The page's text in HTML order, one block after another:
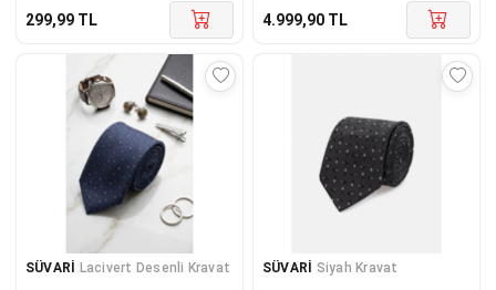
299,99 TL 4.999,90 TL
SÜVARİ Lacivert Desenli Kravat SÜVARİ Siyah Kravat